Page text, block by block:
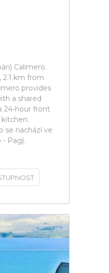
Calimero.
2.1 km from
provides
a shared
24-hour front
kitchen.
se nachází ve
- Pag).